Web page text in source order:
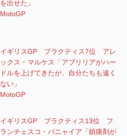
を出せた」
MotoGP
イギリスGP プラクティス7位 アレ
ックス・マルケス「アプリリアがハー
ドルを上げてきたが、自分たちも遠く
ない」
MotoGP
イギリスGP プラクティス13位 フ
ランチェスコ・バニャイア「鎮痛剤が